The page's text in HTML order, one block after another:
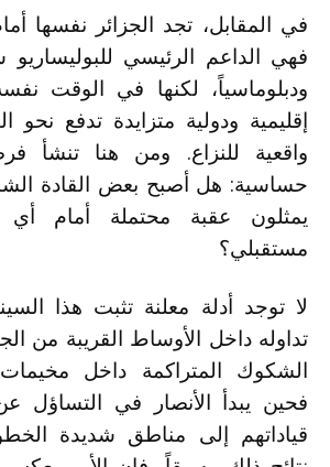
في المقابل، تجد الجزائر نفسها
فهي الداعم الرئيسي
ودبلوماسياً، لكنها في الوقت
إقليمية ودولية متزايدة تدفع
واقعية للنزاع. ومن هنا تنشأ
حساسية: هل أصبح بعض القادة
يمثلون عقبة محتملة أمام
مستقبلي؟
لا توجد أدلة معلنة تثبت هذا
تداوله داخل الأوساط القريبة من
الشكوك المتراكمة داخل
فحين يبدأ الأنصار في التساؤل
قياداتهم إلى مناطق شديدة